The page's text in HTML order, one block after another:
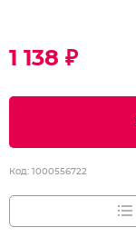
1 138 ₽
Код: 1000556722